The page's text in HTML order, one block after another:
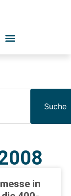
Suche
in